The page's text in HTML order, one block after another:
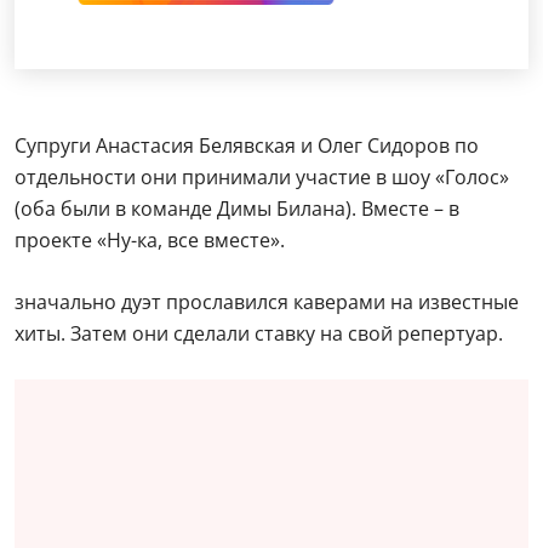
Супруги Анастасия Белявская и Олег Сидоров по
отдельности они принимали участие в шоу «Голос»
(оба были в команде Димы Билана). Вместе – в
проекте «Ну-ка, все вместе».
значально дуэт прославился каверами на известные
хиты. Затем они сделали ставку на свой репертуар.